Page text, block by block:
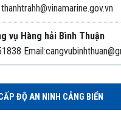
thanhtrahh@vinamarine.gov.vn
vụ Hàng hải Bình Thuận
ĐỘ AN NINH CẢNG BIỂN